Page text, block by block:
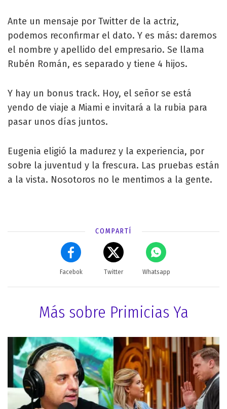
Ante un mensaje por Twitter de la actriz,
podemos reconfirmar el dato. Y es más: daremos
el nombre y apellido del empresario. Se llama
Rubén Román, es separado y tiene 4 hijos.
Y hay un bonus track. Hoy, el señor se está
yendo de viaje a Miami e invitará a la rubia para
pasar unos días juntos.
Eugenia eligió la madurez y la experiencia, por
sobre la juventud y la frescura. Las pruebas están
a la vista. Nosotoros no le mentimos a la gente.
COMPARTÍ
Facebok Twitter Whatsapp
Más sobre Primicias Ya